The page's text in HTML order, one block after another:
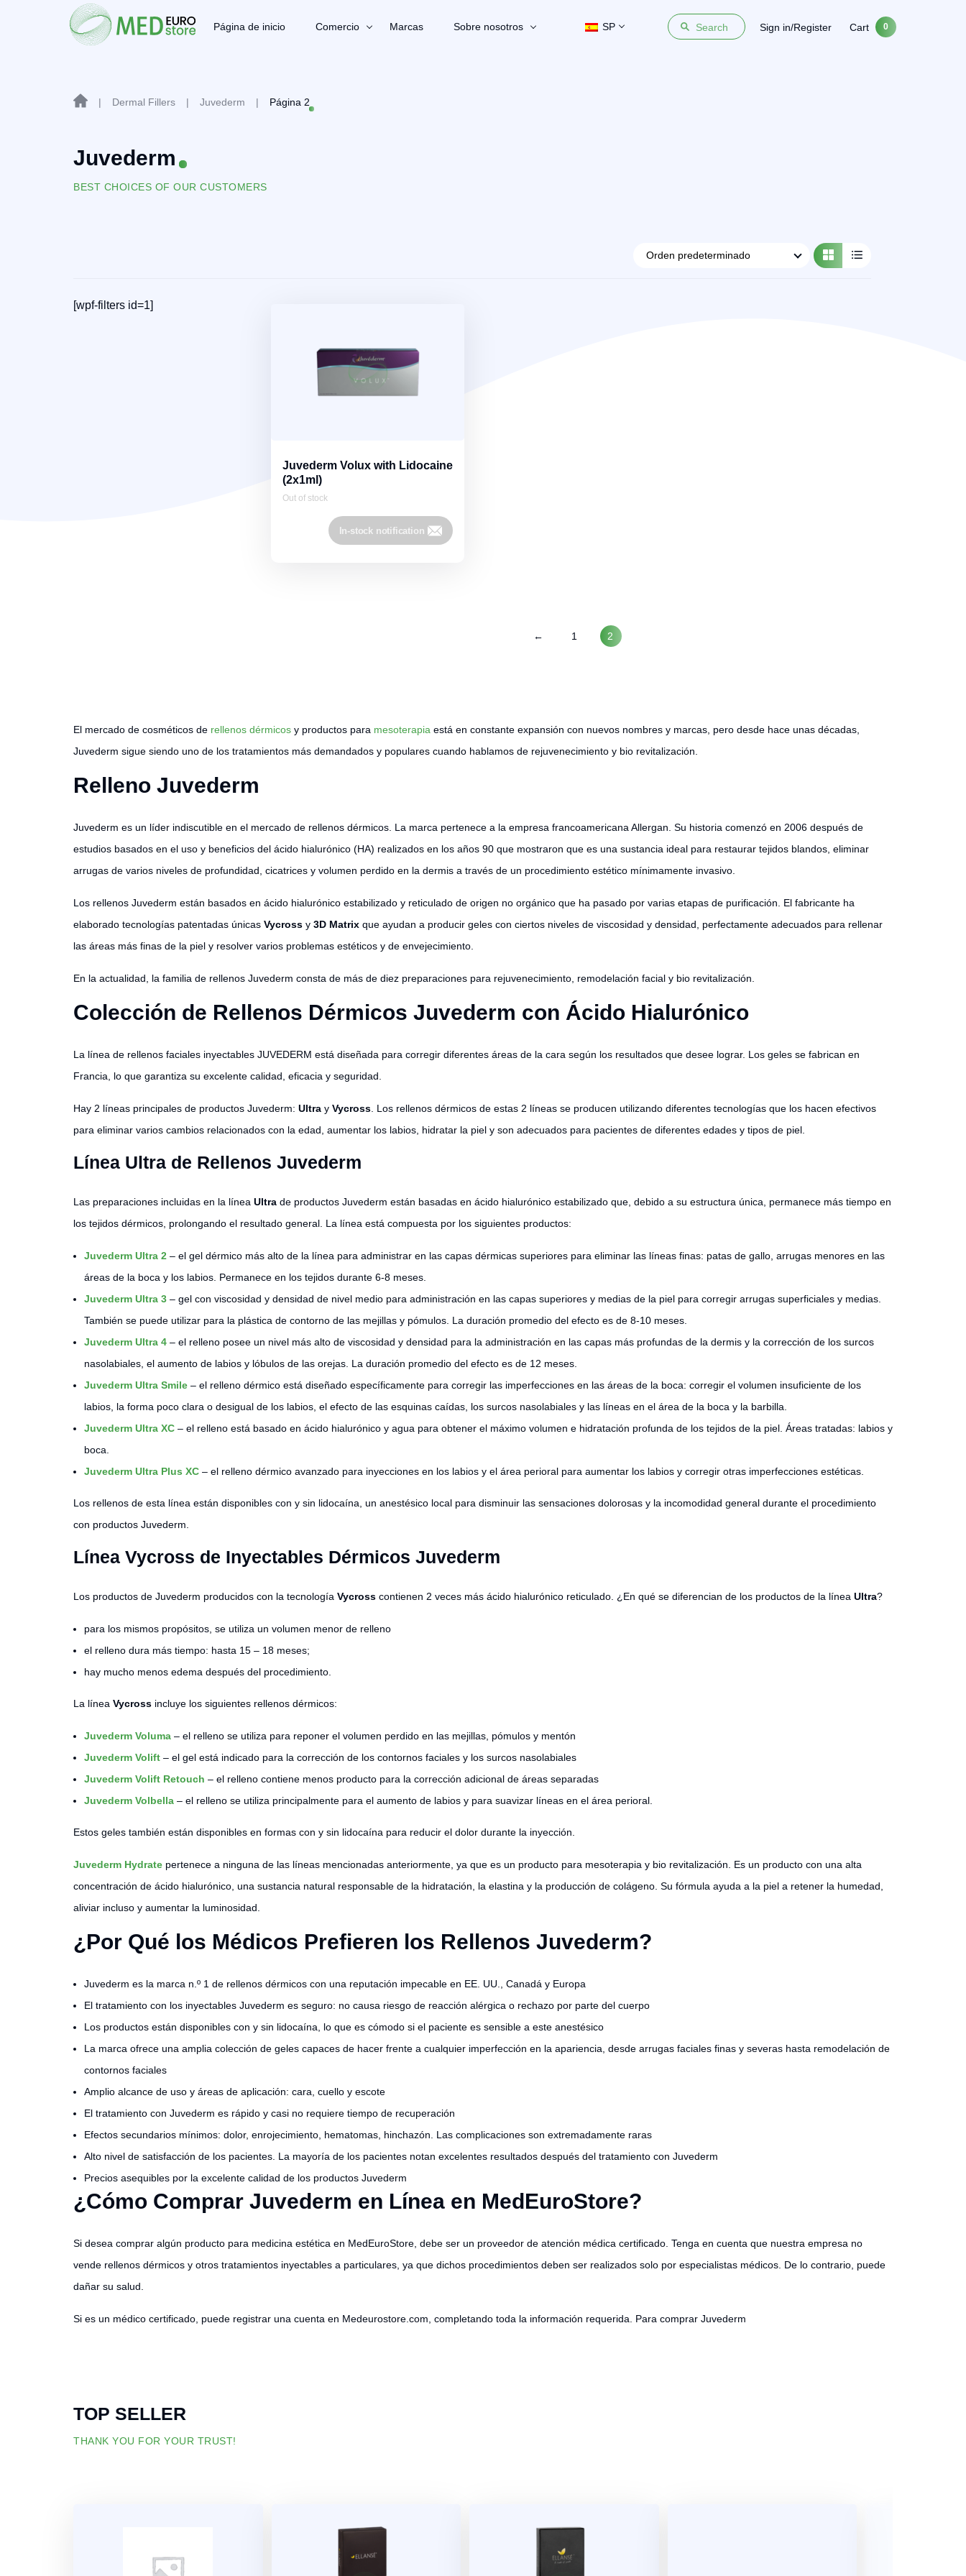
Página de inicio Comercio Marcas Sobre nosotros SP Search Sign in/Register Cart 0
| Dermal Fillers | Juvederm | Página 2
Juvederm
BEST CHOICES OF OUR CUSTOMERS
[wpf-filters id=1]
Juvederm Volux with Lidocaine
(2x1ml)
Out of stock
In-stock notification
← 1 2
El mercado de cosméticos de rellenos dérmicos y productos para mesoterapia está en constante expansión con nuevos nombres y marcas, pero desde hace unas décadas,
Juvederm sigue siendo uno de los tratamientos más demandados y populares cuando hablamos de rejuvenecimiento y bio revitalización.
Relleno Juvederm
Juvederm es un líder indiscutible en el mercado de rellenos dérmicos. La marca pertenece a la empresa francoamericana Allergan. Su historia comenzó en 2006 después de
estudios basados en el uso y beneficios del ácido hialurónico (HA) realizados en los años 90 que mostraron que es una sustancia ideal para restaurar tejidos blandos, eliminar
arrugas de varios niveles de profundidad, cicatrices y volumen perdido en la dermis a través de un procedimiento estético mínimamente invasivo.
Los rellenos Juvederm están basados en ácido hialurónico estabilizado y reticulado de origen no orgánico que ha pasado por varias etapas de purificación. El fabricante ha
elaborado tecnologías patentadas únicas Vycross y 3D Matrix que ayudan a producir geles con ciertos niveles de viscosidad y densidad, perfectamente adecuados para rellenar
las áreas más finas de la piel y resolver varios problemas estéticos y de envejecimiento.
En la actualidad, la familia de rellenos Juvederm consta de más de diez preparaciones para rejuvenecimiento, remodelación facial y bio revitalización.
Colección de Rellenos Dérmicos Juvederm con Ácido Hialurónico
La línea de rellenos faciales inyectables JUVEDERM está diseñada para corregir diferentes áreas de la cara según los resultados que desee lograr. Los geles se fabrican en
Francia, lo que garantiza su excelente calidad, eficacia y seguridad.
Hay 2 líneas principales de productos Juvederm: Ultra y Vycross . Los rellenos dérmicos de estas 2 líneas se producen utilizando diferentes tecnologías que los hacen efectivos
para eliminar varios cambios relacionados con la edad, aumentar los labios, hidratar la piel y son adecuados para pacientes de diferentes edades y tipos de piel.
Línea Ultra de Rellenos Juvederm
Las preparaciones incluidas en la línea Ultra de productos Juvederm están basadas en ácido hialurónico estabilizado que, debido a su estructura única, permanece más tiempo en
los tejidos dérmicos, prolongando el resultado general. La línea está compuesta por los siguientes productos:
Juvederm Ultra 2 – el gel dérmico más alto de la línea para administrar en las capas dérmicas superiores para eliminar las líneas finas: patas de gallo, arrugas menores en las
áreas de la boca y los labios. Permanece en los tejidos durante 6-8 meses.
Juvederm Ultra 3 – gel con viscosidad y densidad de nivel medio para administración en las capas superiores y medias de la piel para corregir arrugas superficiales y medias.
También se puede utilizar para la plástica de contorno de las mejillas y pómulos. La duración promedio del efecto es de 8-10 meses.
Juvederm Ultra 4 – el relleno posee un nivel más alto de viscosidad y densidad para la administración en las capas más profundas de la dermis y la corrección de los surcos
nasolabiales, el aumento de labios y lóbulos de las orejas. La duración promedio del efecto es de 12 meses.
Juvederm Ultra Smile – el relleno dérmico está diseñado específicamente para corregir las imperfecciones en las áreas de la boca: corregir el volumen insuficiente de los
labios, la forma poco clara o desigual de los labios, el efecto de las esquinas caídas, los surcos nasolabiales y las líneas en el área de la boca y la barbilla.
Juvederm Ultra XC – el relleno está basado en ácido hialurónico y agua para obtener el máximo volumen e hidratación profunda de los tejidos de la piel. Áreas tratadas: labios y
boca.
Juvederm Ultra Plus XC – el relleno dérmico avanzado para inyecciones en los labios y el área perioral para aumentar los labios y corregir otras imperfecciones estéticas.
Los rellenos de esta línea están disponibles con y sin lidocaína, un anestésico local para disminuir las sensaciones dolorosas y la incomodidad general durante el procedimiento
con productos Juvederm.
Línea Vycross de Inyectables Dérmicos Juvederm
Los productos de Juvederm producidos con la tecnología Vycross contienen 2 veces más ácido hialurónico reticulado. ¿En qué se diferencian de los productos de la línea Ultra?
para los mismos propósitos, se utiliza un volumen menor de relleno
el relleno dura más tiempo: hasta 15 – 18 meses;
hay mucho menos edema después del procedimiento.
La línea Vycross incluye los siguientes rellenos dérmicos:
Juvederm Voluma – el relleno se utiliza para reponer el volumen perdido en las mejillas, pómulos y mentón
Juvederm Volift – el gel está indicado para la corrección de los contornos faciales y los surcos nasolabiales
Juvederm Volift Retouch – el relleno contiene menos producto para la corrección adicional de áreas separadas
Juvederm Volbella – el relleno se utiliza principalmente para el aumento de labios y para suavizar líneas en el área perioral.
Estos geles también están disponibles en formas con y sin lidocaína para reducir el dolor durante la inyección.
Juvederm Hydrate pertenece a ninguna de las líneas mencionadas anteriormente, ya que es un producto para mesoterapia y bio revitalización. Es un producto con una alta
concentración de ácido hialurónico, una sustancia natural responsable de la hidratación, la elastina y la producción de colágeno. Su fórmula ayuda a la piel a retener la humedad,
aliviar incluso y aumentar la luminosidad.
¿Por Qué los Médicos Prefieren los Rellenos Juvederm?
Juvederm es la marca n.º 1 de rellenos dérmicos con una reputación impecable en EE. UU., Canadá y Europa
El tratamiento con los inyectables Juvederm es seguro: no causa riesgo de reacción alérgica o rechazo por parte del cuerpo
Los productos están disponibles con y sin lidocaína, lo que es cómodo si el paciente es sensible a este anestésico
La marca ofrece una amplia colección de geles capaces de hacer frente a cualquier imperfección en la apariencia, desde arrugas faciales finas y severas hasta remodelación de
contornos faciales
Amplio alcance de uso y áreas de aplicación: cara, cuello y escote
El tratamiento con Juvederm es rápido y casi no requiere tiempo de recuperación
Efectos secundarios mínimos: dolor, enrojecimiento, hematomas, hinchazón. Las complicaciones son extremadamente raras
Alto nivel de satisfacción de los pacientes. La mayoría de los pacientes notan excelentes resultados después del tratamiento con Juvederm
Precios asequibles por la excelente calidad de los productos Juvederm
¿Cómo Comprar Juvederm en Línea en MedEuroStore?
Si desea comprar algún producto para medicina estética en MedEuroStore, debe ser un proveedor de atención médica certificado. Tenga en cuenta que nuestra empresa no
vende rellenos dérmicos y otros tratamientos inyectables a particulares, ya que dichos procedimientos deben ser realizados solo por especialistas médicos. De lo contrario, puede
dañar su salud.
Si es un médico certificado, puede registrar una cuenta en Medeurostore.com, completando toda la información requerida. Para comprar Juvederm
TOP SELLER
THANK YOU FOR YOUR TRUST!